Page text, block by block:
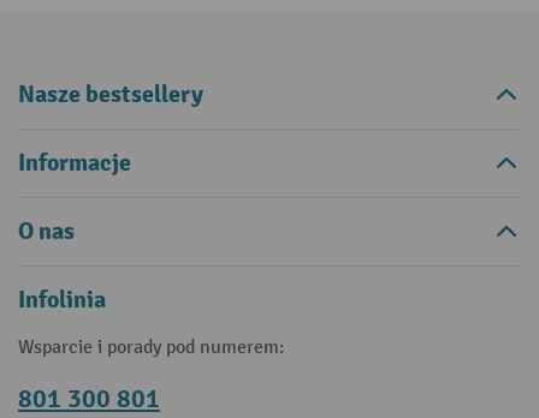
Nasze bestsellery
Informacje
O nas
Infolinia
Wsparcie i porady pod numerem:
801 300 801